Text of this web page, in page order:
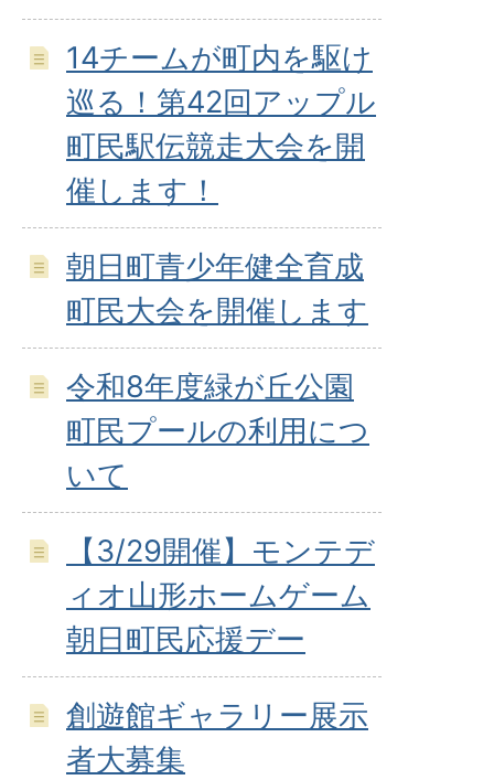
14チームが町内を駆け
巡る！第42回アップル
町民駅伝競走大会を開
催します！
朝日町青少年健全育成
町民大会を開催します
令和8年度緑が丘公園
町民プールの利用につ
いて
【3/29開催】モンテデ
ィオ山形ホームゲーム
朝日町民応援デー
創遊館ギャラリー展示
者大募集